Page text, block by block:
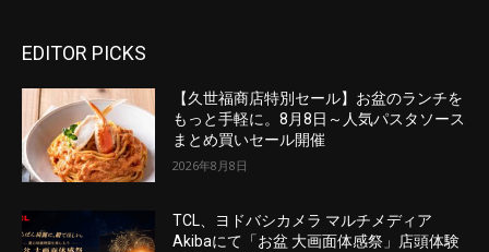
EDITOR PICKS
【久世福商店特別セール】お盆のランチを
もっと手軽に。8月8日～人気パスタソース
まとめ買いセール開催
2026年8月8日
TCL、ヨドバシカメラ マルチメディア
Akibaにて「お盆 大画面体感祭」店頭体験